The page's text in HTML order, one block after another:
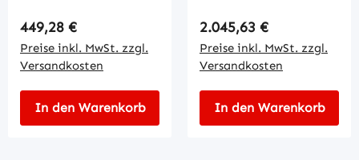
Regulärer Preis:
449,28 €
Preise inkl. MwSt. zzgl.
Versandkosten
In den Warenkorb
Regulärer Preis:
2.045,63 €
Preise inkl. MwSt. zzgl.
Versandkosten
In den Warenkorb